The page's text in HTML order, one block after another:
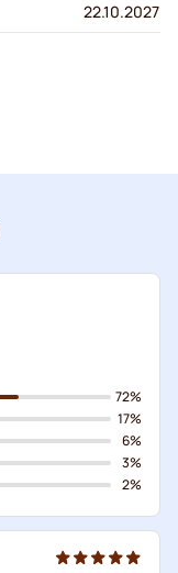
22.10.2027
72%
17%
6%
3%
2%